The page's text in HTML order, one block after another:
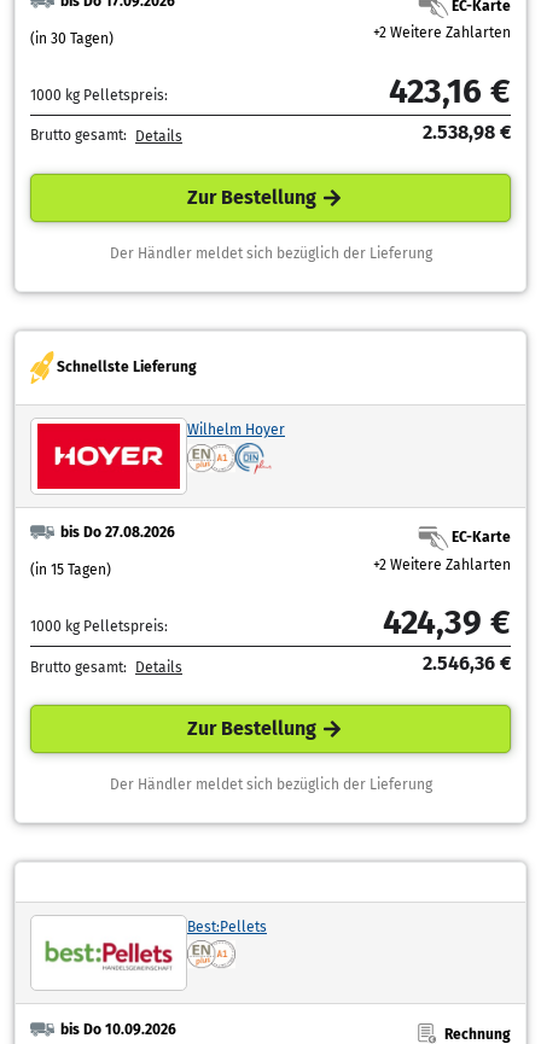
(in 30 Tagen)
EC-Karte
+2 Weitere Zahlarten
1000 kg Pelletspreis: 423,16 €
Brutto gesamt: Details 2.538,98 €
Zur Bestellung
Der Händler meldet sich bezüglich der Lieferung
Schnellste Lieferung
Wilhelm Hoyer
bis Do 27.08.2026
(in 15 Tagen)
EC-Karte
+2 Weitere Zahlarten
1000 kg Pelletspreis: 424,39 €
Brutto gesamt: Details 2.546,36 €
Zur Bestellung
Der Händler meldet sich bezüglich der Lieferung
Best:Pellets
bis Do 10.09.2026
Rechnung